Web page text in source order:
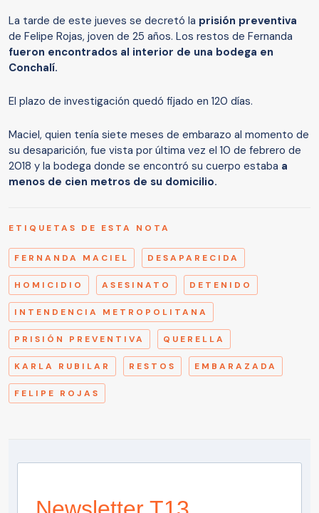
La tarde de este jueves se decretó la prisión preventiva
de Felipe Rojas, joven de 25 años. Los restos de Fernanda
fueron encontrados al interior de una bodega en
Conchalí.
El plazo de investigación quedó fijado en 120 días.
Maciel, quien tenía siete meses de embarazo al momento de
su desaparición, fue vista por última vez el 10 de febrero de
2018 y la bodega donde se encontró su cuerpo estaba a
menos de cien metros de su domicilio.
ETIQUETAS DE ESTA NOTA
FERNANDA MACIEL DESAPARECIDA
HOMICIDIO ASESINATO DETENIDO
INTENDENCIA METROPOLITANA
PRISIÓN PREVENTIVA QUERELLA
KARLA RUBILAR RESTOS EMBARAZADA
FELIPE ROJAS